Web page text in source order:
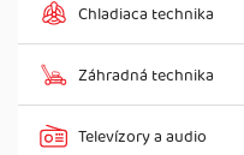
Chladiaca technika
Záhradná technika
Televízory a audio